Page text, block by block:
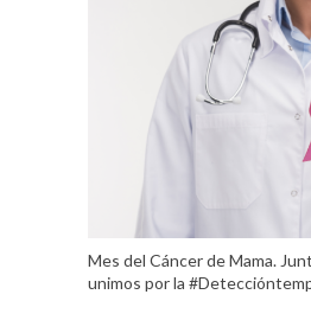
Mes del Cáncer de Mama.
unimos por la